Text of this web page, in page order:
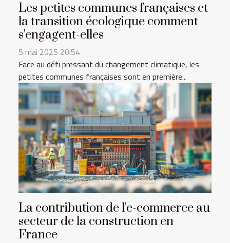
Les petites communes françaises et
la transition écologique comment
s'engagent-elles
5 mai 2025 20:54
Face au défi pressant du changement climatique, les
petites communes françaises sont en première...
La contribution de l'e-commerce au
secteur de la construction en
France